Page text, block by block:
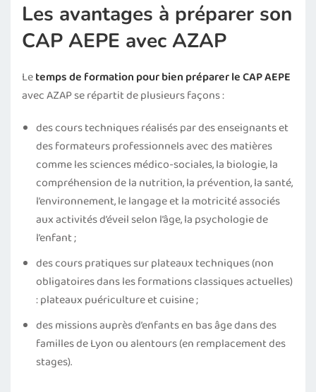
Les avantages à préparer son
CAP AEPE avec AZAP
Letemps de formation pour bien préparer le CAP AEPE
avec AZAP se répartit de plusieurs façons :
des cours techniques réalisés par des enseignants et
des formateurs professionnels avec des matières
comme les sciences médico-sociales, la biologie, la
compréhension de la nutrition, la prévention, la santé,
l’environnement, le langage et la motricité associés
aux activités d’éveil selon l’âge, la psychologie de
l’enfant ;
des cours pratiques sur plateaux techniques (non
obligatoires dans les formations classiques actuelles)
: plateaux puériculture et cuisine ;
des missions auprès d’enfants en bas âge dans des
familles de Lyon ou alentours (en remplacement des
stages).